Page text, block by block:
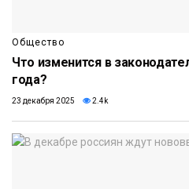
Общество
Что изменится в
года?
23 декабря 2025 2.4k